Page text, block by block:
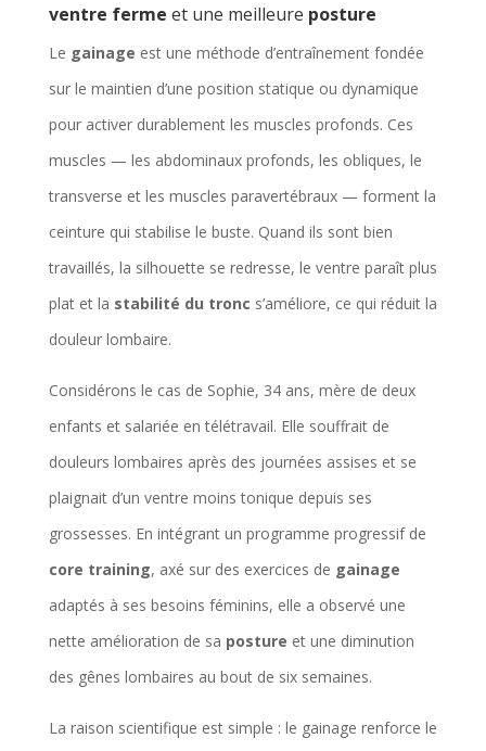
ventre ferme et une meilleure posture
Le gainage est une méthode d’entraînement fondée
sur le maintien d’une position statique ou dynamique
pour activer durablement les muscles profonds. Ces
muscles — les abdominaux profonds, les obliques, le
transverse et les muscles paravertébraux — forment la
ceinture qui stabilise le buste. Quand ils sont bien
travaillés, la silhouette se redresse, le ventre paraît plus
plat et la stabilité du tronc s’améliore, ce qui réduit la
douleur lombaire.
Considérons le cas de Sophie, 34 ans, mère de deux
enfants et salariée en télétravail. Elle souffrait de
douleurs lombaires après des journées assises et se
plaignait d’un ventre moins tonique depuis ses
grossesses. En intégrant un programme progressif de
core training, axé sur des exercices de gainage
adaptés à ses besoins féminins, elle a observé une
nette amélioration de sa posture et une diminution
des gênes lombaires au bout de six semaines.
La raison scientifique est simple : le gainage renforce le